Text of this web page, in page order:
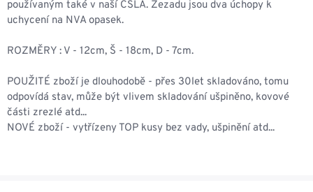
používaným také v naší ČSLA. Zezadu jsou dva úchopy k
uchycení na NVA opasek.
ROZMĚRY : V - 12cm, Š - 18cm, D - 7cm.
POUŽITÉ zboží je dlouhodobě - přes 30let skladováno, tomu
odpovídá stav, může být vlivem skladování ušpiněno, kovové
části zrezlé atd...
NOVÉ zboží - vytřízeny TOP kusy bez vady, ušpinění atd...